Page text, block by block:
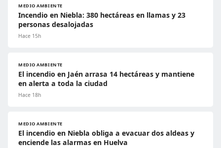
MEDIO AMBIENTE
Incendio en Niebla: 380 hectáreas en llamas y 23
personas desalojadas
Hace 15h
MEDIO AMBIENTE
El incendio en Jaén arrasa 14 hectáreas y mantiene
en alerta a toda la ciudad
Hace 18h
MEDIO AMBIENTE
El incendio en Niebla obliga a evacuar dos aldeas y
enciende las alarmas en Huelva